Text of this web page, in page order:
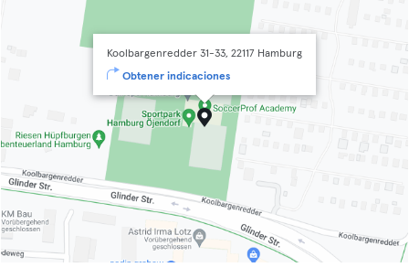
Koolbargenredder 31-33, 22117 Hamburg
Obtener indicaciones